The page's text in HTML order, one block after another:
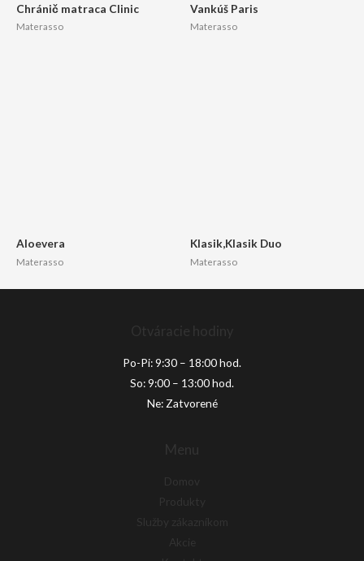
Chránič matraca Clinic
Materasso
Vankúš Paris
Materasso
Aloevera
Materasso
Klasik,Klasik Duo
Materasso
Otváracie hodiny
Po-Pi: 9:30 – 18:00 hod.
So: 9:00 – 13:00 hod.
Ne: Zatvorené
Menu